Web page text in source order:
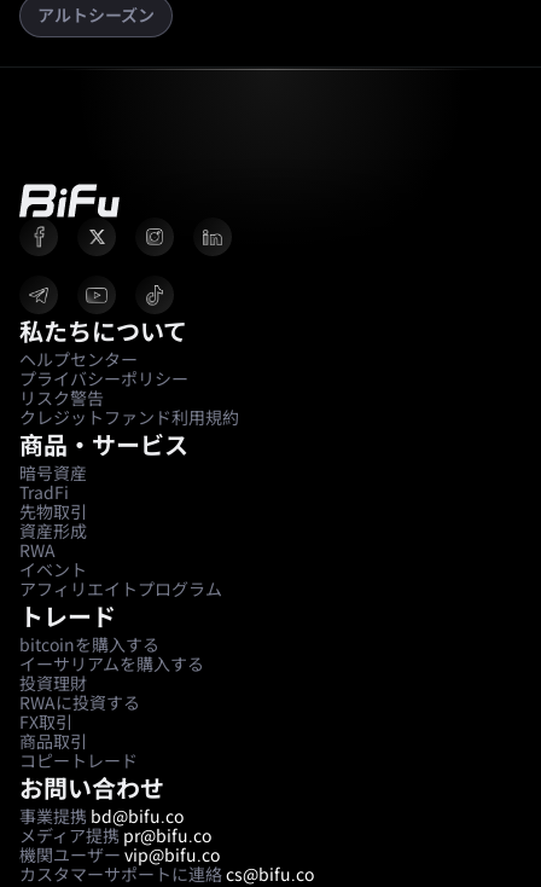
アルトシーズン
私たちについて
ヘルプセンター
プライバシーポリシー
リスク警告
クレジットファンド利用規約
商品・サービス
暗号資産
TradFi
先物取引
資産形成
RWA
イベント
アフィリエイトプログラム
トレード
bitcoinを購入する
イーサリアムを購入する
投資理財
RWAに投資する
FX取引
商品取引
コピートレード
お問い合わせ
事業提携 bd@bifu.co
メディア提携 pr@bifu.co
機関ユーザー vip@bifu.co
カスタマーサポートに連絡cs@bifu.co